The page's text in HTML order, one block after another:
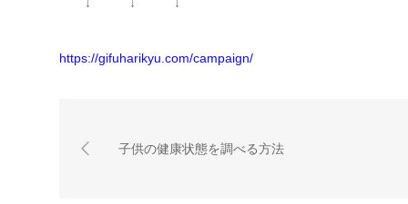
https://gifuharikyu.com/campaign/
子供の健康状態を調べる方法